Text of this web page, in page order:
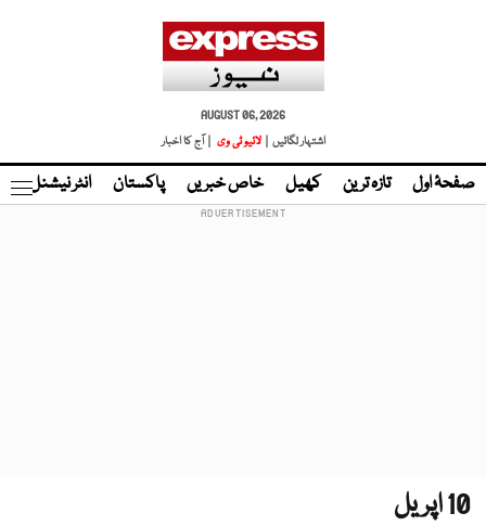
AUGUST 06, 2026
اشتہار لگائیں |
لائیو ٹی وی | آج کا اخبار
صفحۂ اول تازہ ترین کھیل خاص خبریں پاکستان انٹر نیشنل
10 اپریل